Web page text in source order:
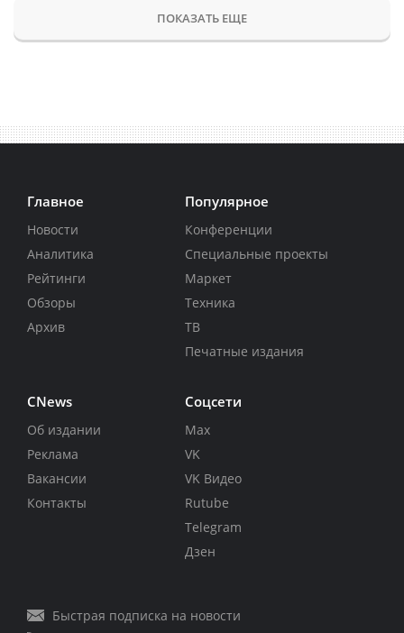
ПОКАЗАТЬ ЕЩЕ
Главное
Новости
Аналитика
Рейтинги
Обзоры
Архив
Популярное
Конференции
Специальные проекты
Маркет
Техника
ТВ
Печатные издания
CNews
Об издании
Реклама
Вакансии
Контакты
Соцсети
Max
VK
VK Видео
Rutube
Telegram
Дзен
Быстрая подписка на новости